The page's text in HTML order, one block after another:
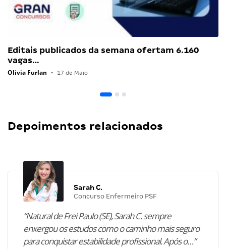
Editais publicados da semana ofertam 6.160
vagas…
Olivia Furlan • 17 de Maio
Depoimentos relacionados
Sarah C.
Concurso Enfermeiro PSF
“Natural de Frei Paulo (SE), Sarah C. sempre
enxergou os estudos como o caminho mais seguro
para conquistar estabilidade profissional. Após o…”